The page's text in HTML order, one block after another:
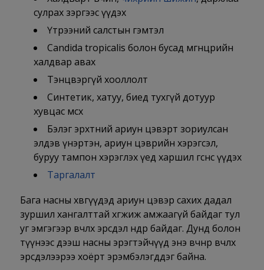
сулрах зэргээс үүдэх
Үтрээний салстын гэмтэл
Candida tropicalis болон бусад мөөгөнцрийн
халдвар авах
Тэнцвэргүй хооллолт
Синтетик, хатуу, биед тухгүй дотуур
хувцас өмсөх
Бэлэг эрхтний ариун цэвэрт зориулсан
элдэв үнэртэн, ариун цэврийн хэрэгсэл,
буруу тампон хэрэглэх үед харшил өгснөөс үүдэх
Таргалалт
Бага насны хөвгүүдэд ариун цэвэр сахих дадал
зуршил хангалттай хөгжиж амжаагүй байдаг тул
уг эмгэгээр өвчлөх эрсдэл өндөр байдаг. Дунд болон
түүнээс дээш насны эрэгтэйчүүд энэ өвчнөөр өвчлөх
эрсдэлээрээ хоёрт эрэмбэлэгддэг байна.